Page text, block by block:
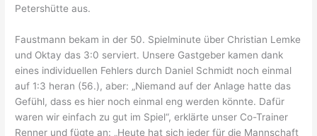
Petershütte aus.
Faustmann bekam in der 50. Spielminute über Christian Lemke
und Oktay das 3:0 serviert. Unsere Gastgeber kamen dank
eines individuellen Fehlers durch Daniel Schmidt noch einmal
auf 1:3 heran (56.), aber: „Niemand auf der Anlage hatte das
Gefühl, dass es hier noch einmal eng werden könnte. Dafür
waren wir einfach zu gut im Spiel“, erklärte unser Co-Trainer
Renner und fügte an: „Heute hat sich jeder für die Mannschaft